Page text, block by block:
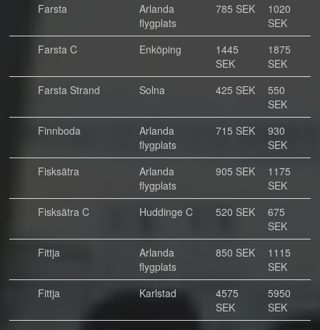
Farsta
Arlanda
flygplats
785 SEK
1020
SEK
Farsta C
Enköping
1445
SEK
1875
SEK
Farsta Strand
Solna 425 SEK
550
SEK
Finnboda
Arlanda
flygplats
715 SEK
930
SEK
Fisksätra
Arlanda
flygplats
905 SEK
1175
SEK
Fisksätra C
Huddinge C 520 SEK
675
SEK
Fittja
Arlanda
flygplats
850 SEK
1115
SEK
Fittja
Karlstad
4575
SEK
5950
SEK